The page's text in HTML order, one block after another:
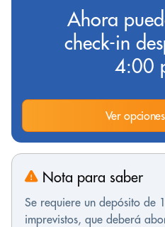
Ahora
check-in
4:00
Ver
Nota para saber
Se requiere un depósito de
imprevistos, que deberá